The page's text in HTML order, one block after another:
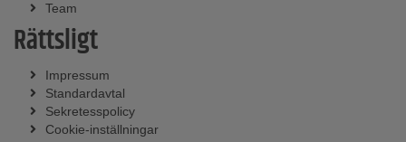
Team
Rättsligt
Impressum
Standardavtal
Sekretesspolicy
Cookie-inställningar